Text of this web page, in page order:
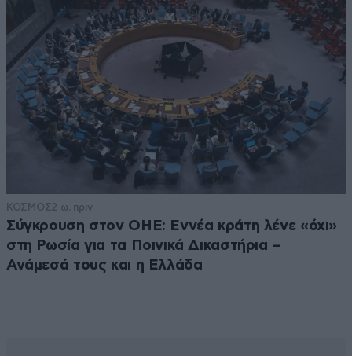
ΚΟΣΜΟΣ2 ω. πριν
Σύγκρουση στον ΟΗΕ: Εννέα κράτη λένε «όχι»
στη Ρωσία για τα Ποινικά Δικαστήρια –
Ανάμεσά τους και η Ελλάδα